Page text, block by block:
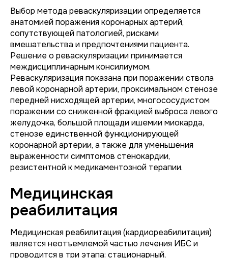
Выбор метода реваскуляризации определяется
анатомией поражения коронарных артерий,
сопутствующей патологией, рисками
вмешательства и предпочтениями пациента.
Решение о реваскуляризации принимается
междисциплинарным консилиумом.
Реваскуляризация показана при поражении ствола
левой коронарной артерии, проксимальном стенозе
передней нисходящей артерии, многососудистом
поражении со сниженной фракцией выброса левого
желудочка, большой площади ишемии миокарда,
стенозе единственной функционирующей
коронарной артерии, а также для уменьшения
выраженности симптомов стенокардии,
резистентной к медикаментозной терапии.
Медицинская
реабилитация
Медицинская реабилитация (кардиореабилитация)
является неотъемлемой частью лечения ИБС и
проводится в три этапа: стационарный,